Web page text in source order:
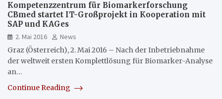
Kompetenzzentrum für Biomarkerforschung
CBmed startet IT-Großprojekt in Kooperation mit
SAP und KAGes
2. Mai 2016
News
Graz (Österreich), 2. Mai 2016 – Nach der Inbetriebnahme
der weltweit ersten Komplettlösung für Biomarker-Analyse
an…
Continue Reading